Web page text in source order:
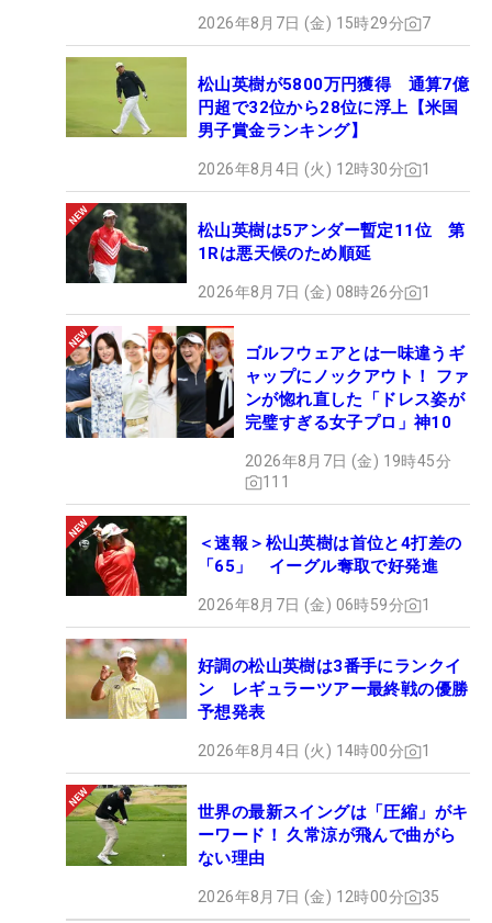
2026年8月7日 (金) 15時29分 7
松山英樹が5800万円獲得 通算7億
円超で32位から28位に浮上【米国
男子賞金ランキング】
2026年8月4日 (火) 12時30分 1
松山英樹は5アンダー暫定11位 第
1Rは悪天候のため順延
2026年8月7日 (金) 08時26分 1
ゴルフウェアとは一味違うギ
ャップにノックアウト！ ファ
ンが惚れ直した「ドレス姿が
完璧すぎる女子プロ」神10
2026年8月7日 (金) 19時45分
111
＜速報＞松山英樹は首位と4打差の
「65」 イーグル奪取で好発進
2026年8月7日 (金) 06時59分 1
好調の松山英樹は3番手にランクイ
ン レギュラーツアー最終戦の優勝
予想発表
2026年8月4日 (火) 14時00分 1
世界の最新スイングは「圧縮」がキ
ーワード！ 久常涼が飛んで曲がら
ない理由
2026年8月7日 (金) 12時00分 35